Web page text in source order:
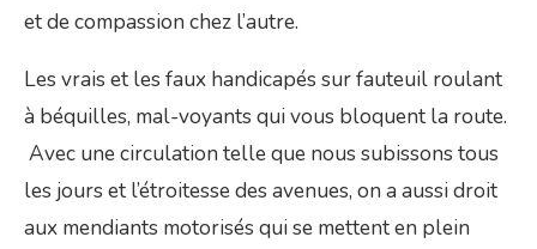
et de compassion chez l’autre.
Les vrais et les faux handicapés sur fauteuil roulant
à béquilles, mal-voyants qui vous bloquent la route.
Avec une circulation telle que nous subissons tous
les jours et l’étroitesse des avenues, on a aussi droit
aux mendiants motorisés qui se mettent en plein